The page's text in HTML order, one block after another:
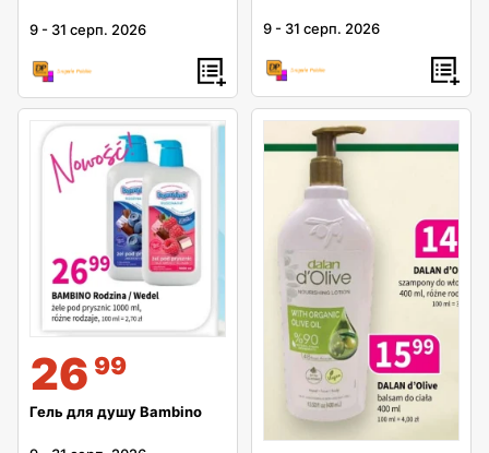
9 - 31 серп. 2026 9 - 31 серп. 2026
26 99
Гель для душу Bambino